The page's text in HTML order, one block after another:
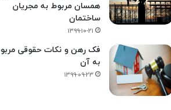
همسان مربوط به مجریان
ساختمان
۱۳۹۹-۱۰-۲۱
فک‌ رهن و نکات حقوقی
به آن
۱۳۹۹-۰۹-۲۳